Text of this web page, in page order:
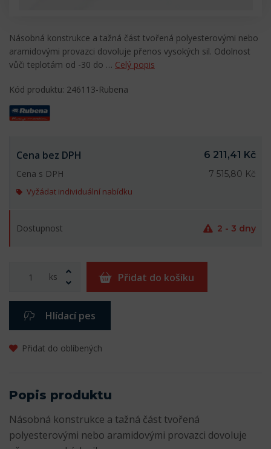
Násobná konstrukce a tažná část tvořená polyesterovými nebo
aramidovými provazci dovoluje přenos vysokých sil. Odolnost
vůči teplotám od -30 do … Celý popis
Kód produktu: 246113-Rubena
Cena bez DPH
6 211,41 Kč
Cena s DPH
7 515,80 Kč
Vyžádat individuální nabídku
Dostupnost 2 - 3 dny
ks Přidat do košíku
Hlídací pes
Přidat do oblíbených
Popis produktu
Násobná konstrukce a tažná část tvořená
polyesterovými nebo aramidovými provazci dovoluje